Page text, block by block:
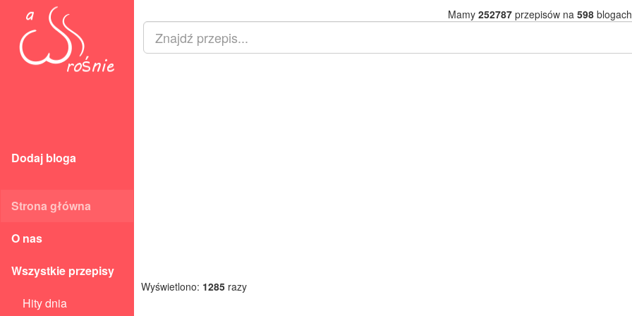
Dodaj bloga
Strona główna
O nas
Wszystkie przepisy
Hity dnia
Mamy 252787przepisów na 598
Wyświetlono: 1285 razy